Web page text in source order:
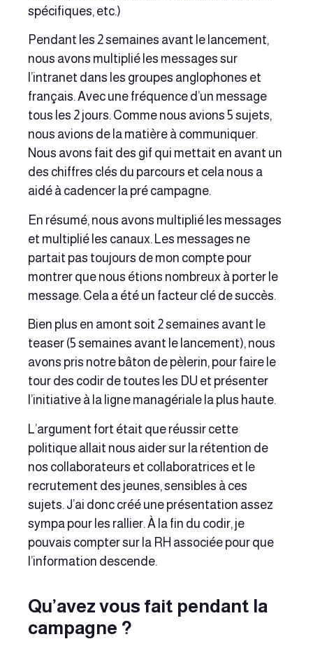
spécifiques, etc.)
Pendant les 2 semaines avant le lancement,
nous avons multiplié les messages sur
l’intranet dans les groupes anglophones et
français. Avec une fréquence d’un message
tous les 2 jours. Comme nous avions 5 sujets,
nous avions de la matière à communiquer.
Nous avons fait des gif qui mettait en avant un
des chiffres clés du parcours et cela nous a
aidé à cadencer la pré campagne.
En résumé, nous avons multiplié les messages
et multiplié les canaux. Les messages ne
partait pas toujours de mon compte pour
montrer que nous étions nombreux à porter le
message. Cela a été un facteur clé de succès.
Bien plus en amont soit 2 semaines avant le
teaser (5 semaines avant le lancement), nous
avons pris notre bâton de pèlerin, pour faire le
tour des codir de toutes les DU et présenter
l’initiative à la ligne managériale la plus haute.
L’argument fort était que réussir cette
politique allait nous aider sur la rétention de
nos collaborateurs et collaboratrices et le
recrutement des jeunes, sensibles à ces
sujets. J’ai donc créé une présentation assez
sympa pour les rallier. À la fin du codir, je
pouvais compter sur la RH associée pour que
l’information descende.
Qu’avez vous fait pendant la
campagne ?